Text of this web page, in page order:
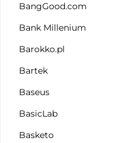
BangGood.com
Bank Millenium
Barokko.pl
Bartek
Baseus
BasicLab
Basketo